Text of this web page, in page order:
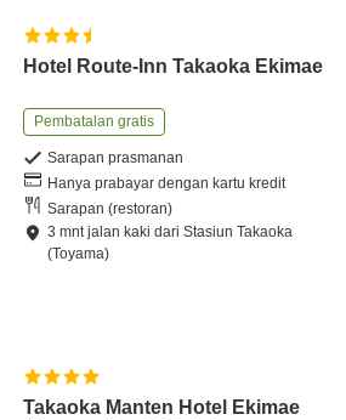
Hotel Route-Inn Takaoka Ekimae
Pembatalan gratis
Sarapan prasmanan
Hanya prabayar dengan kartu kredit
Sarapan (restoran)
3 mntjalan kaki dariStasiun Takaoka
(Toyama)
Takaoka Manten Hotel Ekimae